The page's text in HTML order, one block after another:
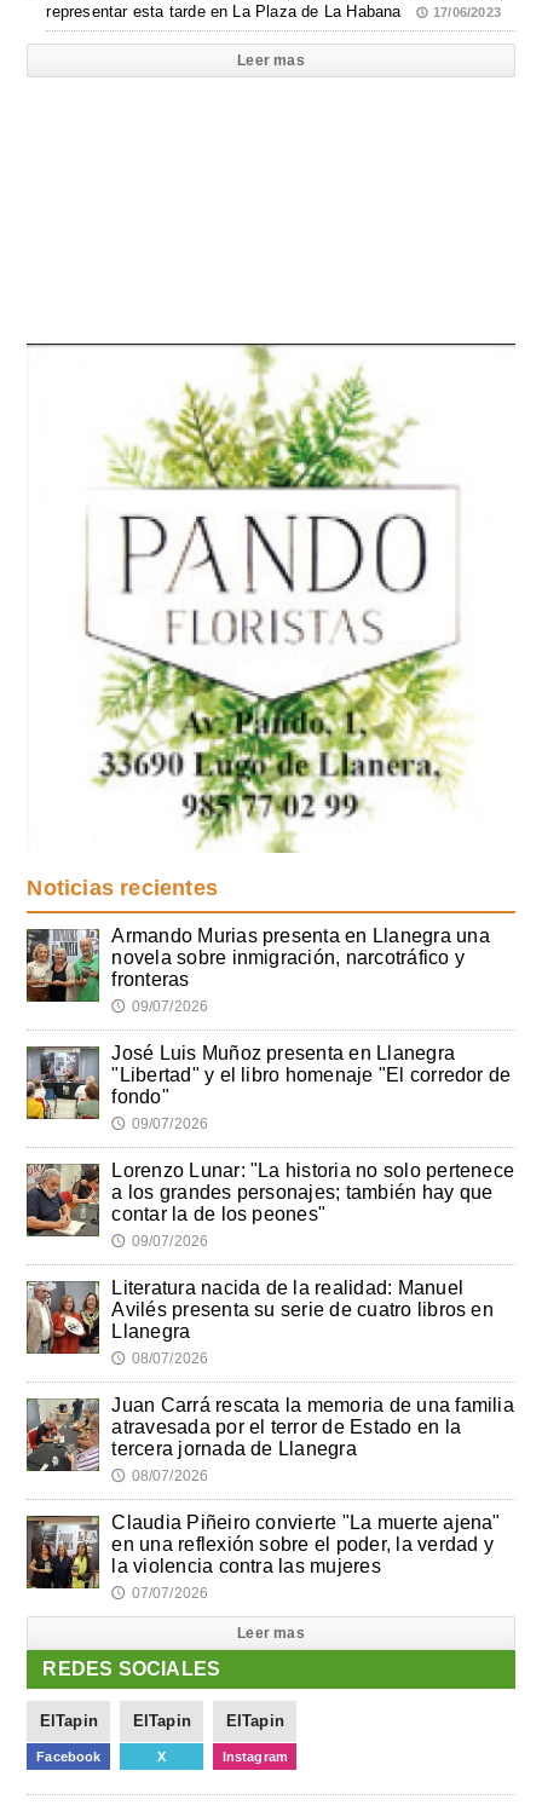
representar esta tarde en La Plaza de La Habana
17/06/2023
Leer mas
Noticias recientes
Armando Murias presenta en Llanegra una
novela sobre inmigración, narcotráfico y
fronteras
🕔 09/07/2026
José Luis Muñoz presenta en Llanegra
"Libertad" y el libro homenaje "El corredor de
fondo"
🕔 09/07/2026
Lorenzo Lunar: "La historia no solo pertenece
a los grandes personajes; también hay que
contar la de los peones"
🕔 09/07/2026
Literatura nacida de la realidad: Manuel
Avilés presenta su serie de cuatro libros en
Llanegra
🕔 08/07/2026
Juan Carrá rescata la memoria de una familia
atravesada por el terror de Estado en la
tercera jornada de Llanegra
🕔 08/07/2026
Claudia Piñeiro convierte "La muerte ajena"
en una reflexión sobre el poder, la verdad y
la violencia contra las mujeres
🕔 07/07/2026
Leer mas
REDES SOCIALES
ElTapin
Facebook
ElTapin
X
ElTapin
Instagram